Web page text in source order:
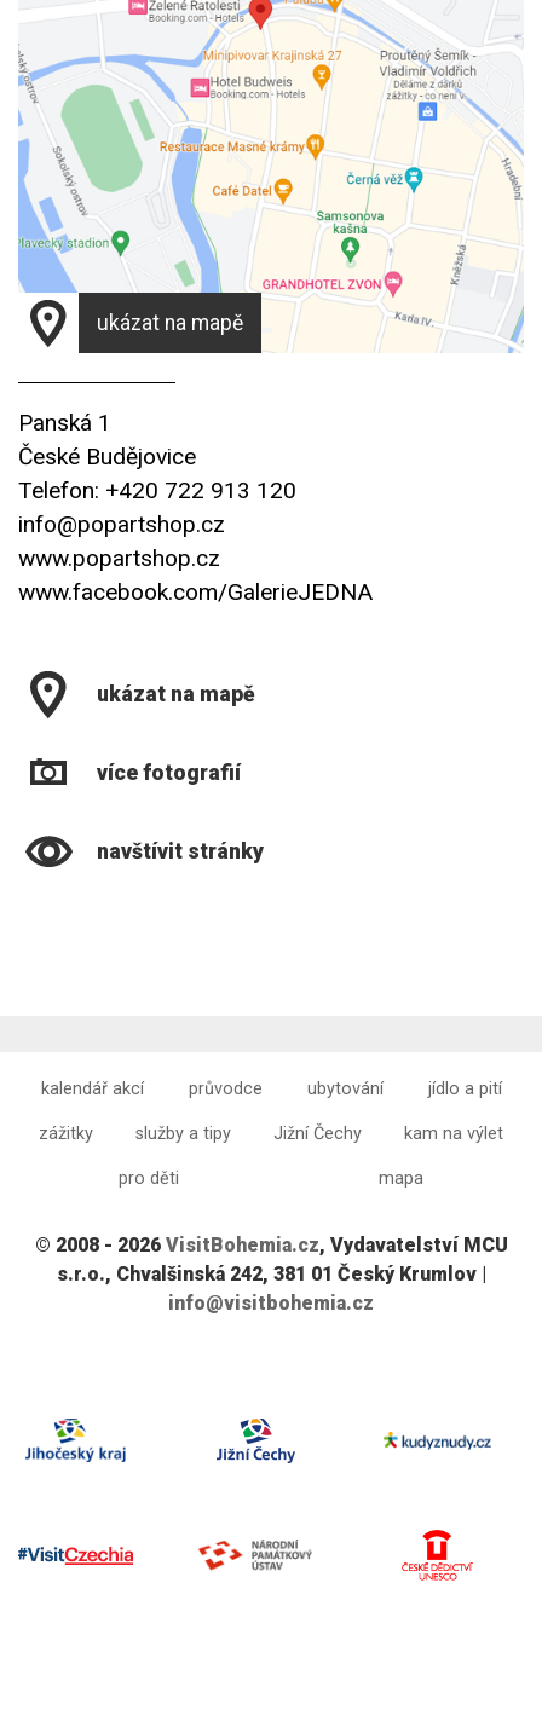
ukázat na mapě
Panská 1
České Budějovice
Telefon: +420 722 913 120
info@popartshop.cz
www.popartshop.cz
www.facebook.com/GalerieJEDNA
ukázat na mapě
více fotografií
navštívit stránky
kalendář akcí průvodce ubytování jídlo a pití
zážitky služby a tipy Jižní Čechy kam na výlet
pro děti mapa
© 2008 - 2026 VisitBohemia.cz, Vydavatelství MCU
s.r.o., Chvalšinská 242, 381 01 Český Krumlov |
info@visitbohemia.cz